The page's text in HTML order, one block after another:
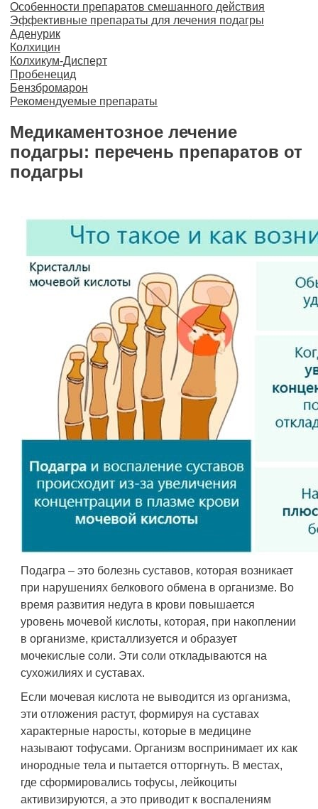
Особенности препаратов смешанного действия
Эффективные препараты для лечения подагры
Аденурик
Колхицин
Колхикум-Дисперт
Пробенецид
Бензбромарон
Рекомендуемые препараты
Медикаментозное лечение
подагры: перечень препаратов от
подагры
Подагра – это болезнь суставов, которая возникает
при нарушениях белкового обмена в организме. Во
время развития недуга в крови повышается
уровень мочевой кислоты, которая, при накоплении
в организме, кристаллизуется и образует
мочекислые соли. Эти соли откладываются на
сухожилиях и суставах.
Если мочевая кислота не выводится из организма,
эти отложения растут, формируя на суставах
характерные наросты, которые в медицине
называют тофусами. Организм воспринимает их как
инородные тела и пытается отторгнуть. В местах,
где сформировались тофусы, лейкоциты
активизируются, а это приводит к воспалениям